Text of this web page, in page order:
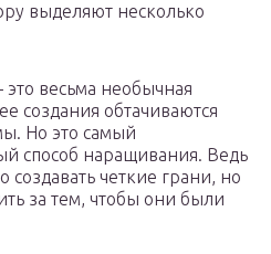
выделяют несколько
весьма необычная
создания обтачиваются
Но это самый
способ наращивания. Ведь
создавать четкие грани, но
за тем, чтобы они были